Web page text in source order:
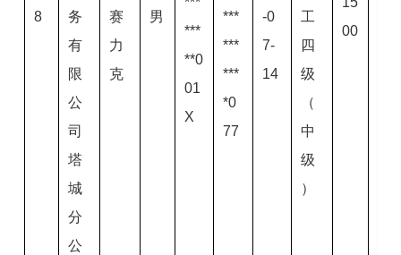
8
务
有
限
公
司
塔
城
分
公
赛
力
克
男
***
**0
01
X
***
***
***
*0
77
-0
7-
14
工
四
级
（
中
级
）
00